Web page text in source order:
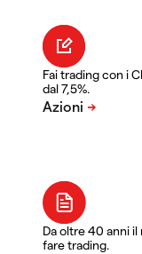
Fai trading con i
dal 7,5%.
Da oltre 40 anni
fare trading.